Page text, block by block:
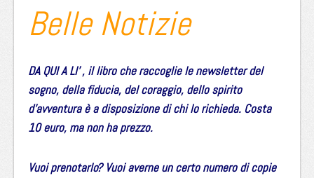
Belle Notizie
DA QUI A LI’ , il libro che raccoglie le newsletter del
sogno, della fiducia, del coraggio, dello spirito
d’avventura è a disposizione di chi lo richieda. Costa
10 euro, ma non ha prezzo.
Vuoi prenotarlo? Vuoi averne un certo numero di copie